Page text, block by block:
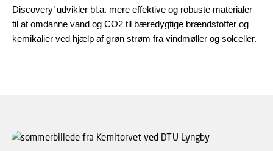
Discovery’ udvikler bl.a. mere effektive og robuste materialer
til at omdanne vand og CO2 til bæredygtige brændstoffer og
kemikalier ved hjælp af grøn strøm fra vindmøller og solceller.